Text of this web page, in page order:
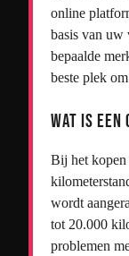
online
basis van uw
bepaalde
beste plek
Wat is
Bij het kopen
wordt
tot 20.000
problemen